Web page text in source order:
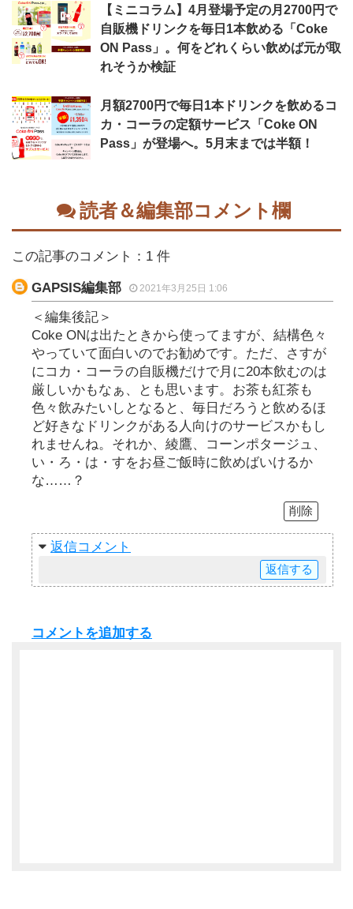
【ミニコラム】4月登場予定の月2700円で
自販機ドリンクを毎日1本飲める「Coke
ON Pass」。何をどれくらい飲めば元が取
れそうか検証
月額2700円で毎日1本ドリンクを飲めるコ
カ・コーラの定額サービス「Coke ON
Pass」が登場へ。5月末までは半額！
読者＆編集部コメント欄
この記事のコメント：1 件
GAPSIS編集部 2021年3月25日 1:06
＜編集後記＞
Coke ONは出たときから使ってますが、結構色々
やっていて面白いのでお勧めです。ただ、さすが
にコカ・コーラの自販機だけで月に20本飲むのは
厳しいかもなぁ、とも思います。お茶も紅茶も
色々飲みたいしとなると、毎日だろうと飲めるほ
ど好きなドリンクがある人向けのサービスかもし
れませんね。それか、綾鷹、コーンポタージュ、
い・ろ・は・すをお昼ご飯時に飲めばいけるか
な……？
削除
返信
返信
コメントを追加